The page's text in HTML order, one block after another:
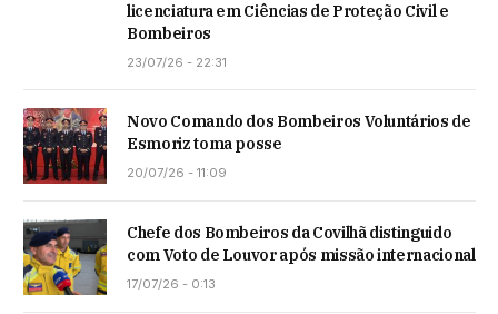
licenciatura em Ciências de Proteção Civil e
Bombeiros
23/07/26 - 22:31
Novo Comando dos Bombeiros Voluntários de
Esmoriz toma posse
20/07/26 - 11:09
Chefe dos Bombeiros da Covilhã distinguido
com Voto de Louvor após missão internacional
17/07/26 - 0:13